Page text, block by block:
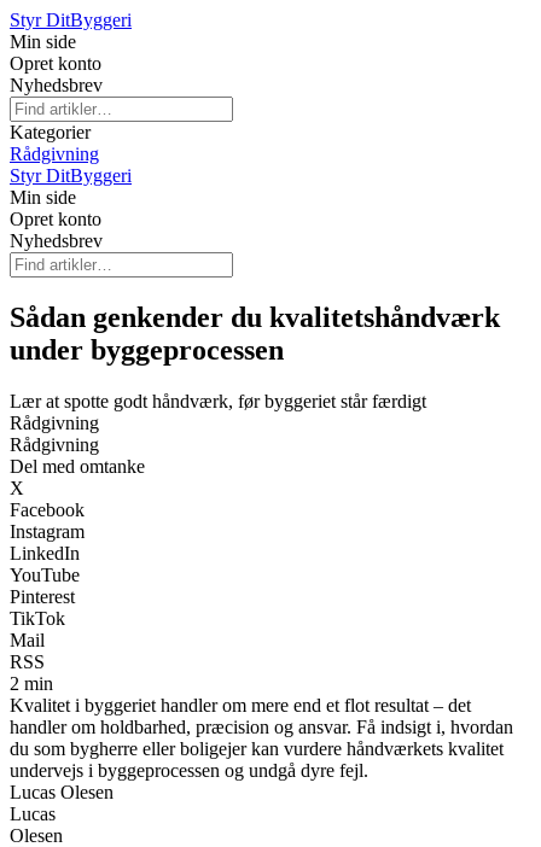
Styr DitByggeri
Min side
Opret konto
Nyhedsbrev
Kategorier
Rådgivning
Styr DitByggeri
Min side
Opret konto
Nyhedsbrev
Sådan genkender du kvalitets­håndværk
under byggeprocessen
Lær at spotte godt håndværk, før byggeriet står færdigt
Rådgivning
Rådgivning
Del med omtanke
X
Facebook
Instagram
LinkedIn
YouTube
Pinterest
TikTok
Mail
RSS
2 min
Kvalitet i byggeriet handler om mere end et flot resultat – det
handler om holdbarhed, præcision og ansvar. Få indsigt i, hvordan
du som bygherre eller boligejer kan vurdere håndværkets kvalitet
undervejs i byggeprocessen og undgå dyre fejl.
Lucas Olesen
Lucas
Olesen